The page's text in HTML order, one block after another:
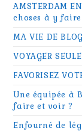
AMSTERDAM
choses à y faire
MA VIE DE
VOYAGER
FAVORISEZ
Une équipée à
faire et voir ?
Enfourné de